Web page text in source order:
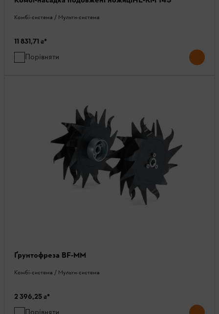
Комбі-система / Мульти-система
11 831,71 ₴*
Порівняти
Ґрунтофреза BF-MM
Комбі-система / Мульти-система
2 396,25 ₴*
Порівняти